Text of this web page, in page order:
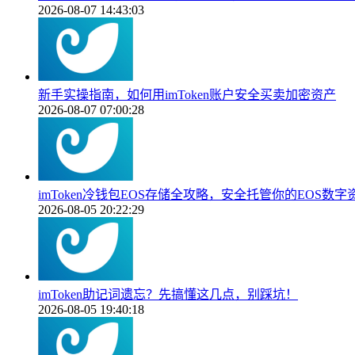
2026-08-07 14:43:03
新手实操指南，如何用imToken账户安全买卖加密资产
2026-08-07 07:00:28
imToken冷钱包EOS存储全攻略，安全托管你的EOS数字
2026-08-05 20:22:29
imToken助记词遗忘？先搞懂这几点，别踩坑！
2026-08-05 19:40:18